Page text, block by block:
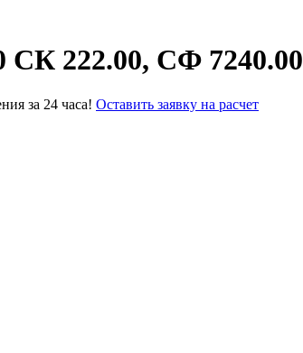
222.00, СФ 7240.00
за 24 часа! Оставить заявку на расчет